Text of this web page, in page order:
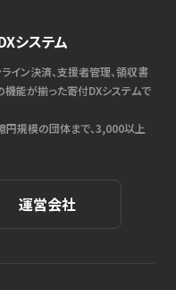
システム
イン決済、支援者管理、領収書
機能が揃った寄付DXシステムで
規模の団体まで、3,000以上
運営会社